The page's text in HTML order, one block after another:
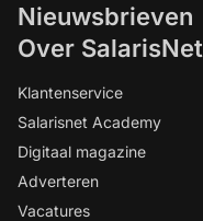
Nieuwsbrieven
Over SalarisNet
Klantenservice
Salarisnet Academy
Digitaal magazine
Adverteren
Vacatures